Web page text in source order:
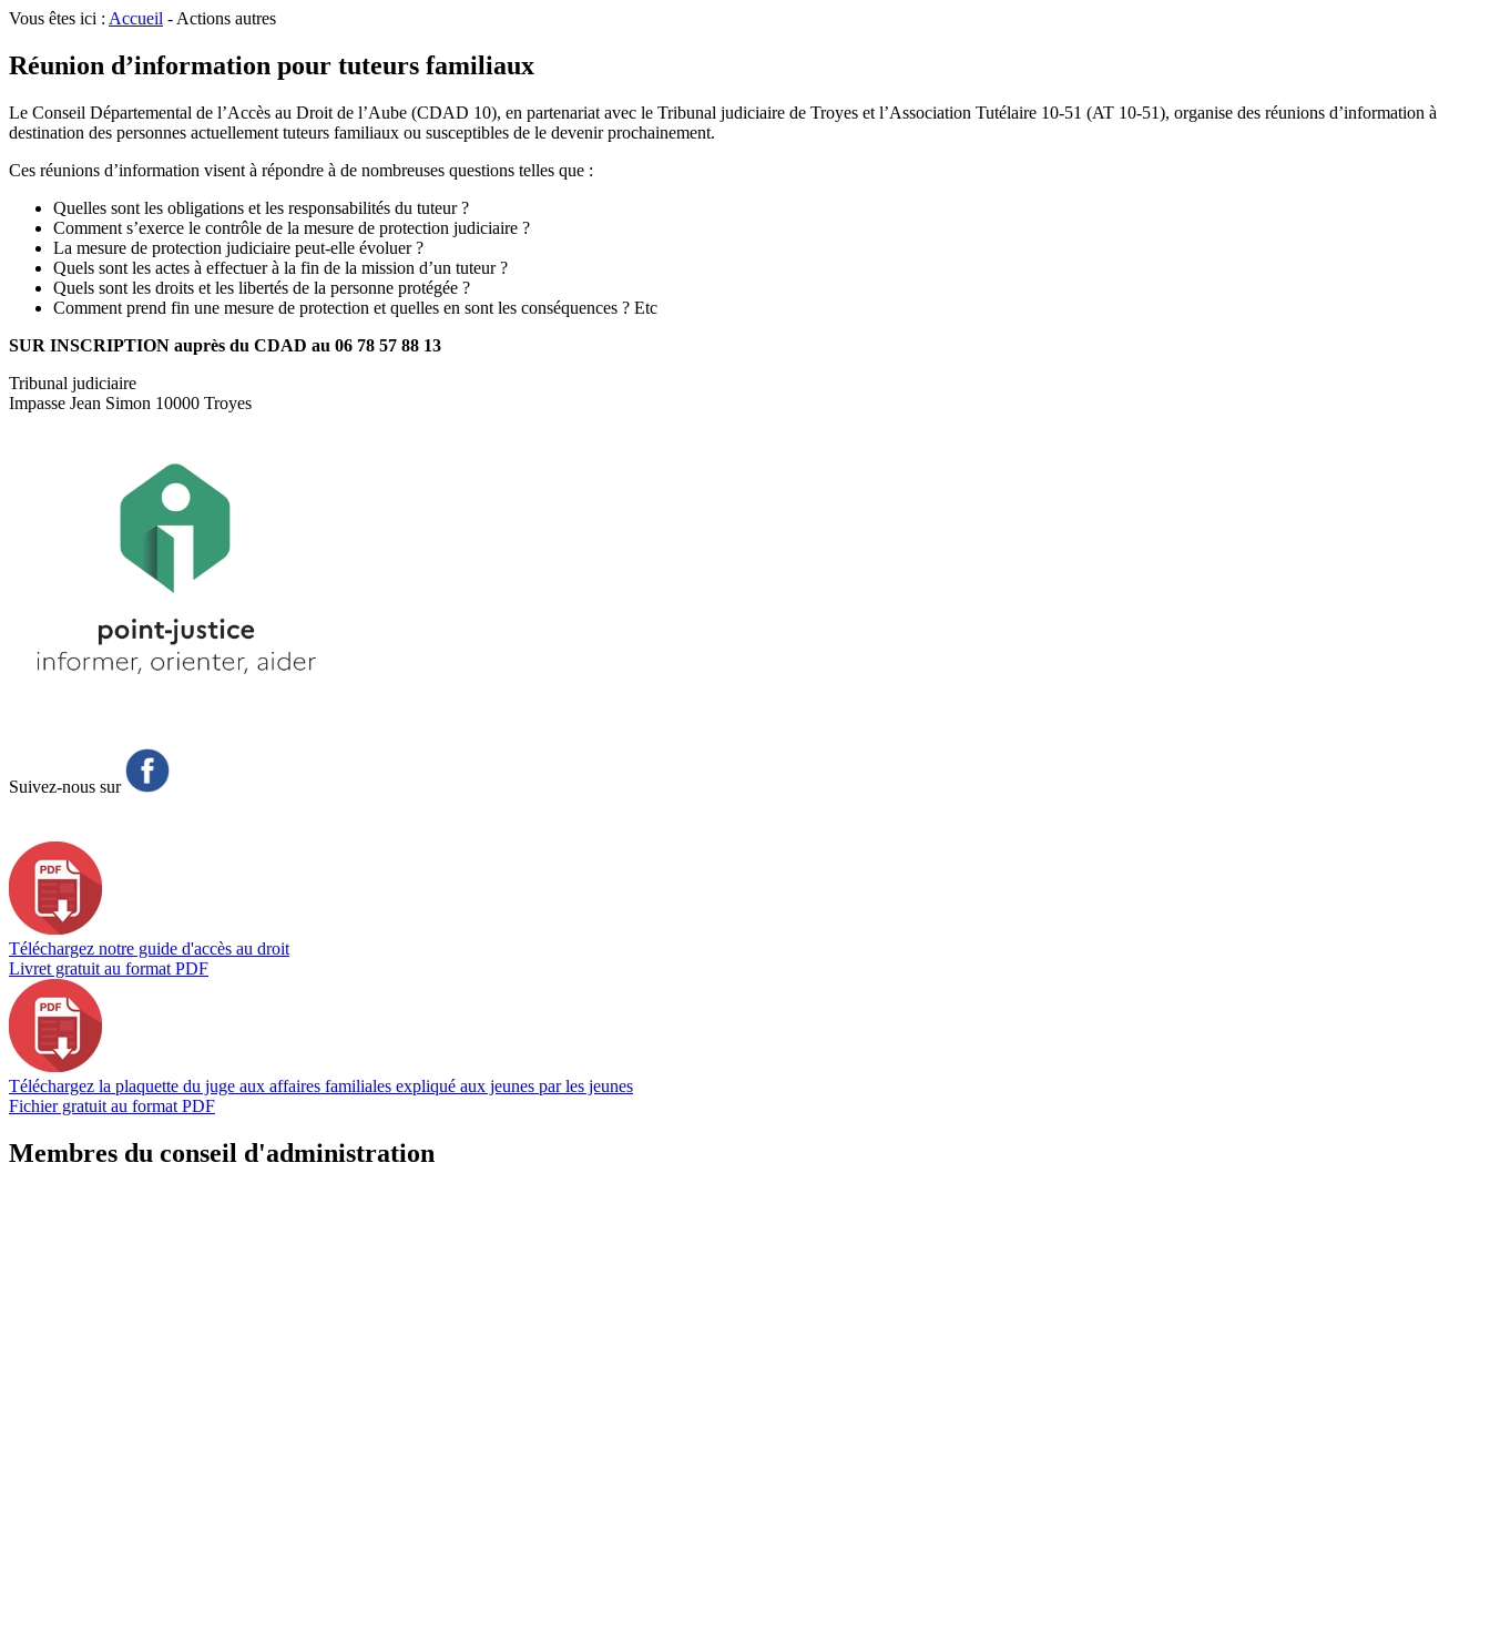
Vous êtes ici : Accueil - Actions autres
Réunion d’information pour tuteurs familiaux
Le Conseil Départemental de l’Accès au Droit de l’Aube (CDAD 10), en partenariat avec le Tribunal judiciaire de Troyes et l’Association Tutélaire 10-51 (AT 10-51), organise des réunions d’information à
destination des personnes actuellement tuteurs familiaux ou susceptibles de le devenir prochainement.
Ces réunions d’information visent à répondre à de nombreuses questions telles que :
Quelles sont les obligations et les responsabilités du tuteur ?
Comment s’exerce le contrôle de la mesure de protection judiciaire ?
La mesure de protection judiciaire peut-elle évoluer ?
Quels sont les actes à effectuer à la fin de la mission d’un tuteur ?
Quels sont les droits et les libertés de la personne protégée ?
Comment prend fin une mesure de protection et quelles en sont les conséquences ? Etc
SUR INSCRIPTION auprès du CDAD au 06 78 57 88 13
Tribunal judiciaire
Impasse Jean Simon 10000 Troyes
Suivez-nous sur
Téléchargez notre guide d'accès au droit
Livret gratuit au format PDF
Téléchargez la plaquette du juge aux affaires familiales expliqué aux jeunes par les jeunes
Fichier gratuit au format PDF
Membres du conseil d'administration